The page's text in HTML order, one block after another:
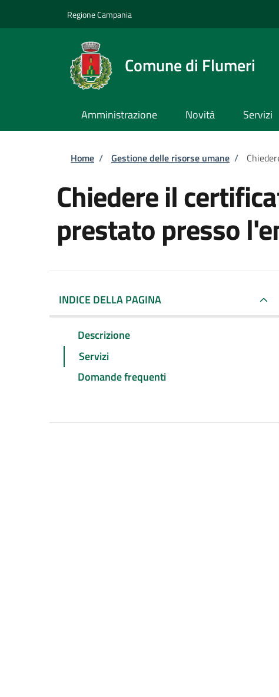
Regione Campania
Comune di Flumeri
Amministrazione Novità Servizi
Briciole di pane
Home / Gestione delle risorse umane /
Chiedere il
prestato presso
INDICE DELLA PAGINA
Descrizione
Servizi
Domande frequenti